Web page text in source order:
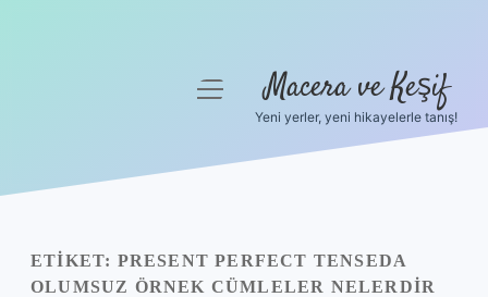
Yasal Uyarı
menüyüMacera ve Keşif
Yeni yerler, yeni hikayelerle tanış!
ETIKET: PRESENT PERFECT TENSEDA
OLUMSUZ ÖRNEK CÜMLELER NELERDIR